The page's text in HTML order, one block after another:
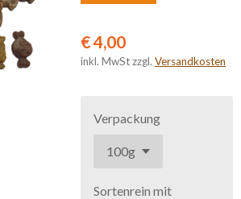
€ 4,00
inkl. MwSt zzgl. Versandkosten
Verpackung
Sortenrein mit